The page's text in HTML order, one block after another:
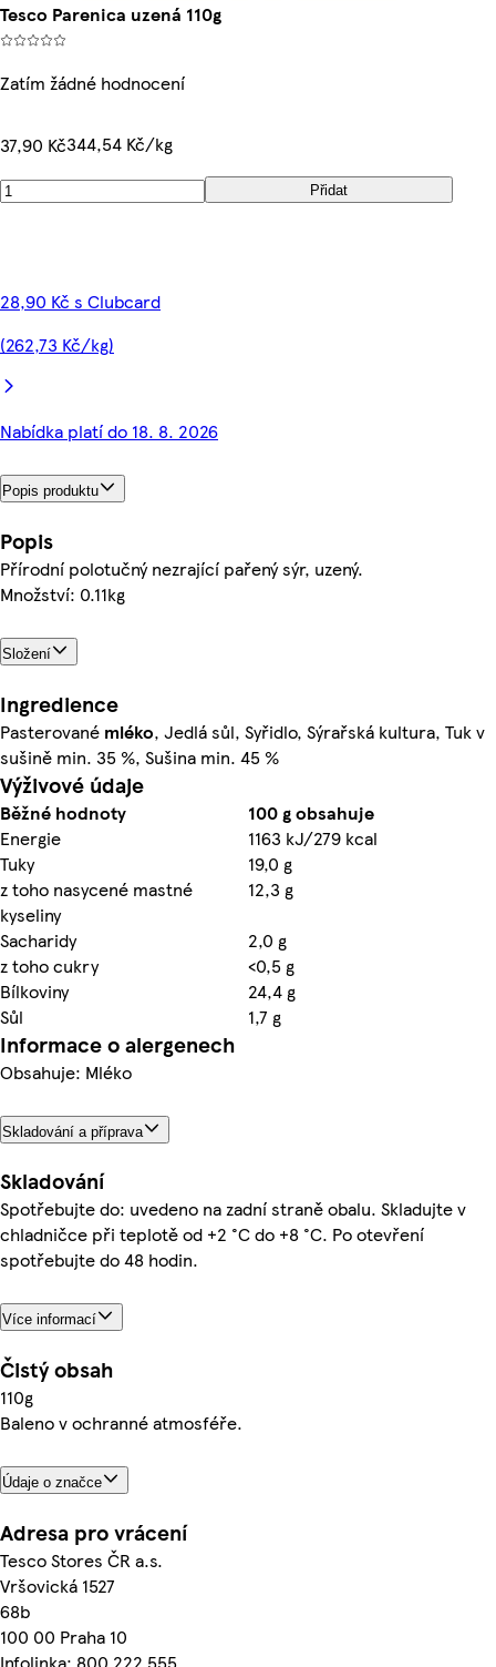
Tesco Parenica uzená 110g
Zatím žádné hodnocení
37,90 Kč344,54 Kč/kg
Přidat
28,90 Kč s Clubcard
(262,73 Kč/kg)
Nabídka platí do 18. 8. 2026
Popis produktu
Popis
Přírodní polotučný nezrající pařený sýr, uzený.
Množství: 0.11kg
Složení
Ingredience
Pasterované mléko, Jedlá sůl, Syřidlo, Sýrařská kultura, Tuk v
sušině min. 35 %, Sušina min. 45 %
Výživové údaje
Běžné hodnoty
100 g obsahuje
Energie
1163 kJ/279 kcal
Tuky
19,0 g
z toho nasycené mastné
kyseliny
12,3 g
Sacharidy
2,0 g
z toho cukry
<0,5 g
Bílkoviny
24,4 g
Sůl
1,7 g
Informace o alergenech
Obsahuje: Mléko
Skladování a příprava
Skladování
Spotřebujte do: uvedeno na zadní straně obalu. Skladujte v
chladničce při teplotě od +2 °C do +8 °C. Po otevření
spotřebujte do 48 hodin.
Více informací
Čistý obsah
110g
Baleno v ochranné atmosféře.
Údaje o značce
Adresa pro vrácení
Tesco Stores ČR a.s.
Vršovická 1527
68b
100 00 Praha 10